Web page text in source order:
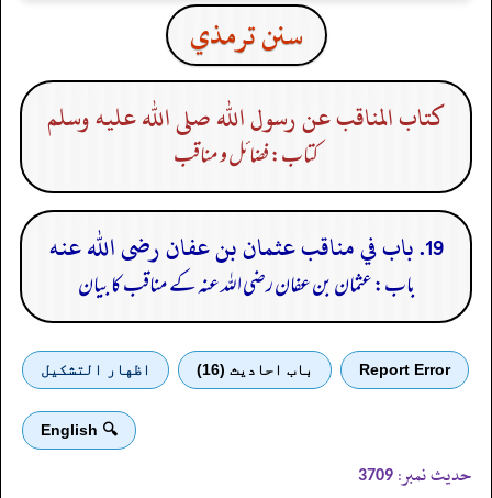
سنن ترمذي
كتاب المناقب عن رسول الله صلى الله عليه وسلم
کتاب: فضائل و مناقب
19. باب في مناقب عثمان بن عفان رضى الله عنه
باب: عثمان بن عفان رضی الله عنہ کے مناقب کا بیان
Report Error باب احادیث (16) اظهار التشكيل
🔍 English
حدیث نمبر: 3709